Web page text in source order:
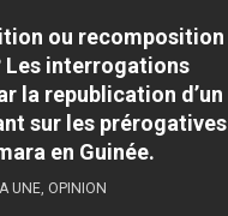
ou recomposition
Les interrogations
la republication d’un
sur les prérogatives
en Guinée.
UNE, OPINION